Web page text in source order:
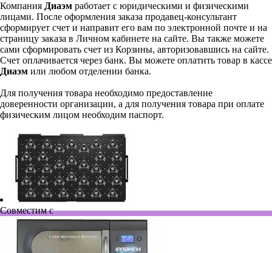
Компания Диаэм работает с юридическими и физическими
лицами. После оформления заказа продавец-консультант
сформирует счет и направит его вам по электронной почте и на
страницу заказа в Личном кабинете на сайте. Вы также можете
сами сформировать счет из Корзины, авторизовавшись на сайте.
Счет оплачивается через банк. Вы можете оплатить товар в кассе
Диаэм или любом отделении банка.
Для получения товара необходимо предоставление
доверенности организации, а для получения товара при оплате
физическим лицом необходим паспорт.
Совместим с